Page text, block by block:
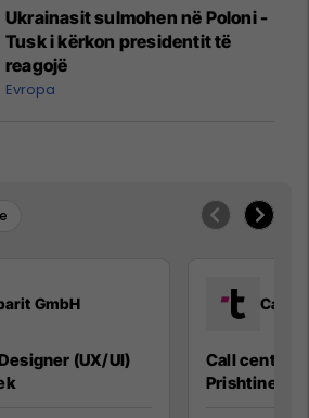
Mançesterit
Ukrainasit sulmohen në Poloni -
Tusk i kërkon presidentit të
reagojë
Evropa
GmbH
(UX/UI)
Call
Call center
Prishtine